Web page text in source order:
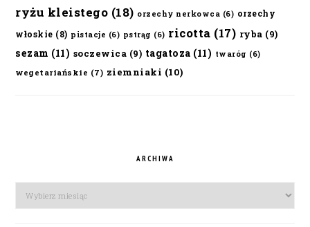
ryżu kleistego (18) orzechy nerkowca (6) orzechy
włoskie (8) pistacje (6) pstrąg (6) ricotta (17) ryba (9)
sezam (11) soczewica (9) tagatoza (11) twaróg (6)
wegetariańskie (7) ziemniaki (10)
ARCHIWA
Archiwa